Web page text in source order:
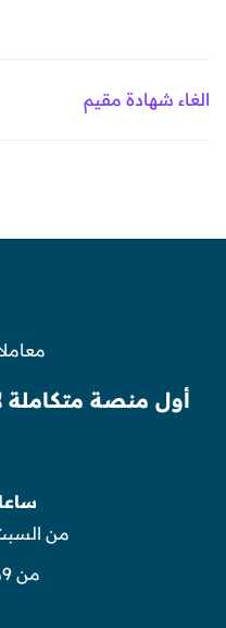
الغاء شهادة مقيم
أول منصة متكاملة
من
من 9ص إلى 9م